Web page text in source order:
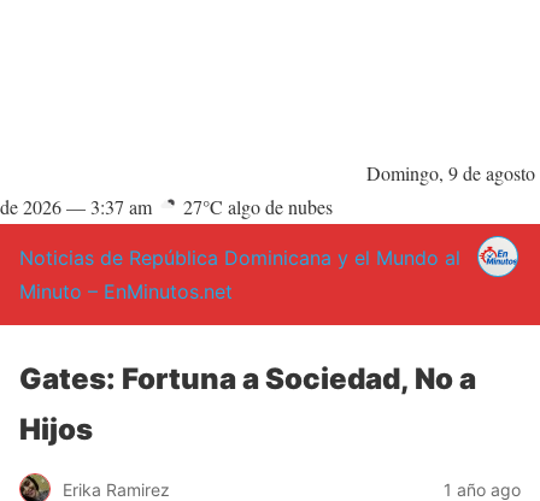
Domingo, 9 de agosto
de 2026 — 3:37 am 27°C algo de nubes
Noticias de República Dominicana y el Mundo al
Minuto – EnMinutos.net
Gates: Fortuna a Sociedad, No a
Hijos
Erika Ramirez 1 año ago